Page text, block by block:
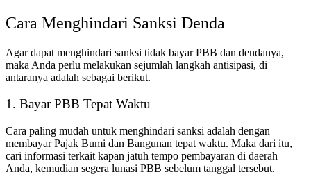
Cara Menghindari Sanksi Denda
Agar dapat menghindari sanksi tidak bayar PBB dan dendanya,
maka Anda perlu melakukan sejumlah langkah antisipasi, di
antaranya adalah sebagai berikut.
1. Bayar PBB Tepat Waktu
Cara paling mudah untuk menghindari sanksi adalah dengan
membayar Pajak Bumi dan Bangunan tepat waktu. Maka dari itu,
cari informasi terkait kapan jatuh tempo pembayaran di daerah
Anda, kemudian segera lunasi PBB sebelum tanggal tersebut.